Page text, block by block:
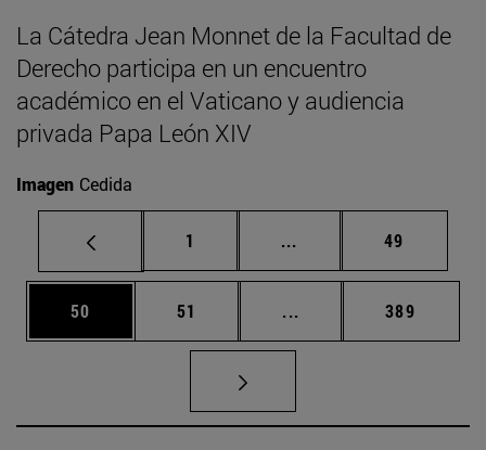
La Cátedra Jean Monnet de la Facultad de
Derecho participa en un encuentro
académico en el Vaticano y audiencia
privada Papa León XIV
Imagen Cedida
Página
1 ... Páginas intermedias
Página
49
Página
50 Página
51 ... Páginas intermedias
Página
389